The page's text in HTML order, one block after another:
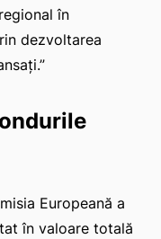
în
dezvoltarea
Europeană a
în valoare totală